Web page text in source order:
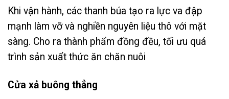
Khi vận hành, các thanh búa tạo ra lực va đập
mạnh làm vỡ và nghiền nguyên liệu thô với mặt
sàng. Cho ra thành phẩm đồng đều, tối ưu quá
trình sản xuẩt thức ăn chăn nuôi
Cửa xả buông thẳng